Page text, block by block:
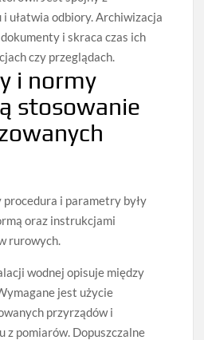
ułatwia odbiory. Archiwizacja
i skraca czas ich
czy przeglądach.
i normy
stosowanie
procedura i parametry były
oraz instrukcjami
rurowych.
wodnej opisuje między
jest użycie
przyrządów i
z pomiarów. Dopuszczalne